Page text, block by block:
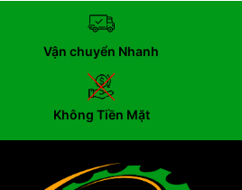
Vận chuyển Nhanh
Không Tiền Mặt